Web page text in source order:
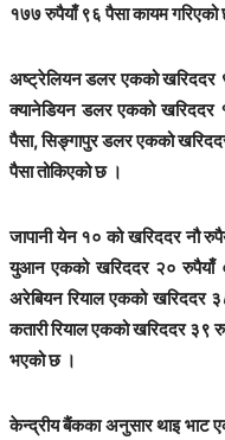
१७७ रुपैयाँ ९६ पैसा कायम गरिएको
अष्ट्रेलियन डलर एकको खरिददर
क्यानेडियन डलर एकको खरिददर
पैसा, सिङ्गापुर डलर एकको
पैसा तोकिएको छ ।
जापानी येन १० को खरिददर नौ
युआन एकको खरिददर २० रुपैयाँ
अरेबियन रियाल एकको खरिददर
कतारी रियाल एकको खरिददर ३९
भएको छ ।
केन्द्रीय बैंकका अनुसार थाइ भाट